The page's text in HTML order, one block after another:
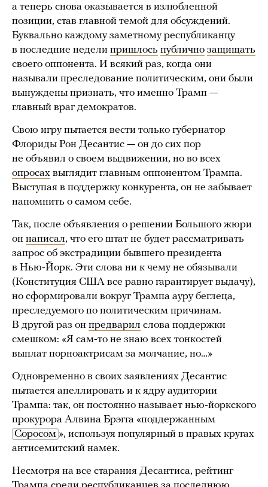
а теперь снова оказывается в излюбленной
позиции, став главной темой для обсуждений.
Буквально каждому заметному республиканцу
в последние недели пришлось публично защищать
своего оппонента. И всякий раз, когда они
называли преследование политическим, они были
вынуждены признать, что именно Трамп —
главный враг демократов.
Свою игру пытается вести только губернатор
Флориды Рон Десантис — он до сих пор
не объявил о своем выдвижении, но во всех
опросах выглядит главным оппонентом Трампа.
Выступая в поддержку конкурента, он не забывает
напомнить о самом себе.
Так, после объявления о решении Большого жюри
он написал, что его штат не будет рассматривать
запрос об экстрадиции бывшего президента
в Нью-Йорк. Эти слова ни к чему не обязывали
(Конституция США все равно гарантирует выдачу),
но сформировали вокруг Трампа ауру беглеца,
преследуемого по политическим причинам.
В другой раз он предварил слова поддержки
смешком: «Я сам-то не знаю всех тонкостей
выплат порноактрисам за молчание, но…»
Одновременно в своих заявлениях Десантис
пытается апеллировать и к ядру аудитории
Трампа: так, он постоянно называет нью-йоркского
прокурора Алвина Брэгга «поддержанным
Соросом », используя популярный в правых кругах
антисемитский намек.
Несмотря на все старания Десантиса, рейтинг